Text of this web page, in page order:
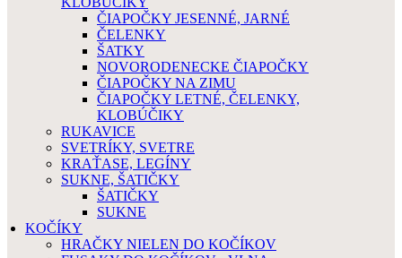
ČIAPOČKY JESENNÉ, JARNÉ
ČELENKY
ŠATKY
NOVORODENECKE ČIAPOČKY
ČIAPOČKY NA ZIMU
ČIAPOČKY LETNÉ, ČELENKY,
KLOBÚČIKY
RUKAVICE
SVETRÍKY, SVETRE
KRAŤASE, LEGÍNY
SUKNE, ŠATIČKY
ŠATIČKY
SUKNE
KOČÍKY
HRAČKY NIELEN DO KOČÍKOV